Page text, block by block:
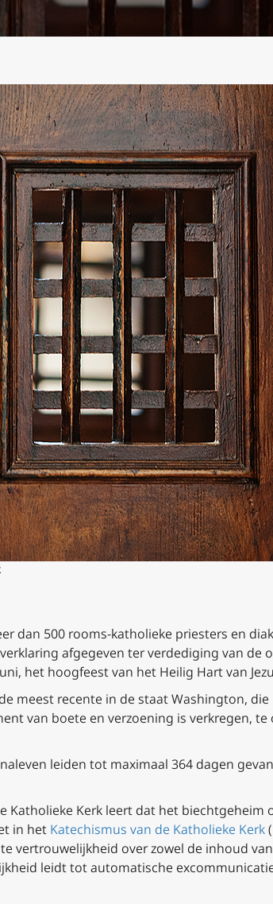
dan 500 rooms-katholieke priesters en
afgegeven ter verdediging van de
het hoogfeest van het Heilig Hart van
meest recente in de staat Washington,
van boete en verzoening is verkregen,
leiden tot maximaal 364 dagen
Katholieke Kerk leert dat het biechtgeheim
in het Katechismus van de Katholieke Kerk
vertrouwelijkheid over zowel de inhoud
leidt tot automatische